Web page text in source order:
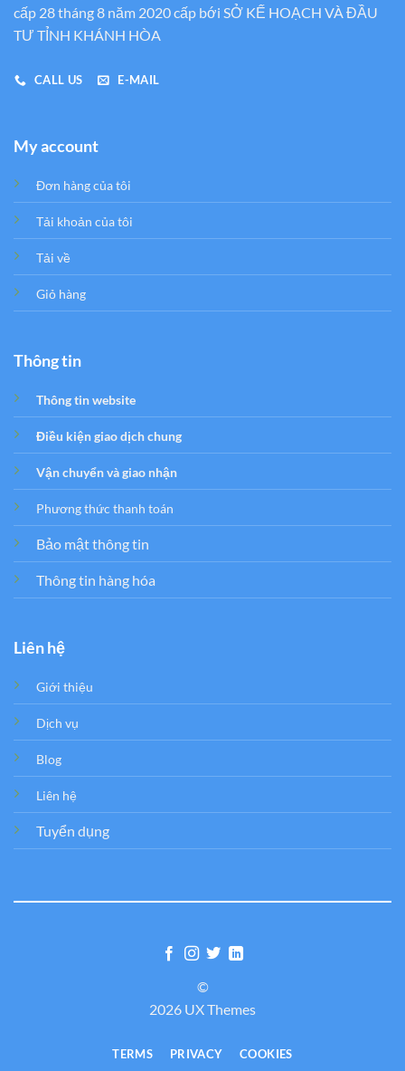
cấp 28 tháng 8 năm 2020 cấp bới SỞ KẾ HOẠCH VÀ ĐẦU
TƯ TỈNH KHÁNH HÒA
CALL US E-MAIL
My account
Đơn hàng của tôi
Tải khoản của tôi
Tải về
Giỏ hàng
Thông tin
Thông tin website
Điều kiện giao dịch chung
Vận chuyển và giao nhận
Phương thức thanh toán
Bảo mật thông tin
Thông tin hàng hóa
Liên hệ
Giới thiệu
Dịch vụ
Blog
Liên hệ
Tuyển dụng
©
2026 UX Themes
TERMS PRIVACY COOKIES